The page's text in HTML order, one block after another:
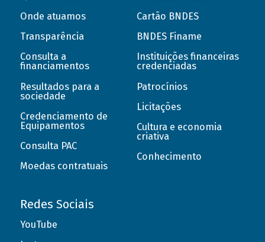
Onde atuamos
Transparência
Consulta a
financiamentos
Resultados para a
sociedade
Credenciamento de
Equipamentos
Consulta PAC
Moedas contratuais
Cartão BNDES
BNDES Finame
Instituições financeiras
credenciadas
Patrocínios
Licitações
Cultura e economia
criativa
Conhecimento
Redes Sociais
YouTube